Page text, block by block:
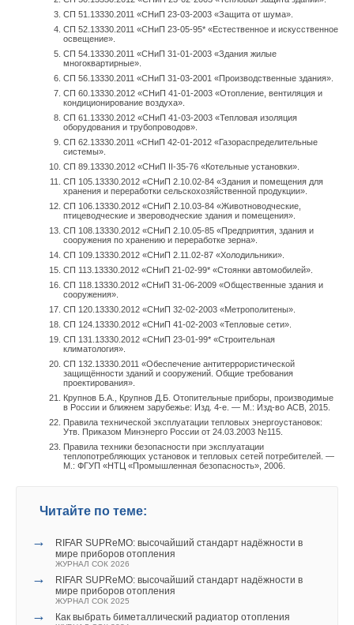
СП 51.13330.2011 «СНиП 23-03-2003 «Защита от шума».
СП 52.13330.2011 «СНиП 23-05-95* «Естественное и искусственное
освещение».
СП 54.13330.2011 «СНиП 31-01-2003 «Здания жилые
многоквартирные».
СП 56.13330.2011 «СНиП 31-03-2001 «Производственные здания».
СП 60.13330.2012 «СНиП 41-01-2003 «Отопление, вентиляция и
кондиционирование воздуха».
СП 61.13330.2012 «СНиП 41-03-2003 «Тепловая изоляция
оборудования и трубопроводов».
СП 62.13330.2011 «СНиП 42-01-2012 «Газораспределительные
системы».
СП 89.13330.2012 «СНиП II-35-76 «Котельные установки».
СП 105.13330.2012 «СНиП 2.10.02-84 «Здания и помещения для
хранения и переработки сельскохозяйственной продукции».
СП 106.13330.2012 «СНиП 2.10.03-84 «Животноводческие,
птицеводческие и звероводческие здания и помещения».
СП 108.13330.2012 «СНиП 2.10.05-85 «Предприятия, здания и
сооружения по хранению и переработке зерна».
СП 109.13330.2012 «СНиП 2.11.02-87 «Холодильники».
СП 113.13330.2012 «СНиП 21-02-99* «Стоянки автомобилей».
СП 118.13330.2012 «СНиП 31-06-2009 «Общественные здания и
сооружения».
СП 120.13330.2012 «СНиП 32-02-2003 «Метрополитены».
СП 124.13330.2012 «СНиП 41-02-2003 «Тепловые сети».
СП 131.13330.2012 «СНиП 23-01-99* «Строительная
климатология».
СП 132.13330.2011 «Обеспечение антитеррористической
защищённости зданий и сооружений. Общие требования
проектирования».
Крупнов Б.А., Крупнов Д.Б. Отопительные приборы, производимые
в России и ближнем зарубежье: Изд. 4-е. — М.: Изд-во АСВ, 2015.
Правила технической эксплуатации тепловых энергоустановок:
Утв. Приказом Минэнерго России от 24.03.2003 №115.
Правила техники безопасности при эксплуатации
теплопотребляющих установок и тепловых сетей потребителей. —
М.: ФГУП «НТЦ «Промышленная безопасность», 2006.
Читайте по теме:
→
RIFAR SUPReMO: высочайший стандарт надёжности в
мире приборов отопления
ЖУРНАЛ СОК 2026
→
RIFAR SUPReMO: высочайший стандарт надёжности в
мире приборов отопления
ЖУРНАЛ СОК 2025
→ Как выбрать биметаллический радиатор отопления
— диаметр теплопровода, м; ΔD— изменение
диаметра теплопровода, м.
Результаты решения данной задачи иллюстрируются на рис.
2, в частности, для случая снижения температуры
теплоносителя в подающем теплопроводе со 150 на 95 °С
необходимо увеличить диаметр теплотрассы на 23 %.
Возникает необходимость поиска таких
параметров для регулирования теплоносителя,
при которых было бы возможно осуществлять
эффективное (с точки зрения экономичности и
обеспечения комфортных условий)
управление теплоснабжением в условиях
старых тепловых сетей и оборудования
Необходимо отметить, что изменение диаметра на
агрегатов и систем следует делить на отказы
работоспособности и отказы функционирования. Первая
категория отказов связана с переходом элемента или
системы в момент времени т из работоспособного состояния
в неработоспособное (или частично неработоспособное).
Отказы функционирования связаны с тем, что система в
данный момент времени т не обеспечивает (или частично не
обеспечивает) заданный потребителем уровень
теплоснабжения. Очевидно, что отказ работоспособности
элемента или системы не означает отказ функционирования.
И, наоборот, отказ функционирования может произойти и в
том случае, когда отказа работоспособности не произошло.
С учётом этого производят выбор показателей надёжности
В качестве единичных показателей надёжности элементов
или систем теплоснабжения в целом могут быть
использованы известные показатели: λ(τ) — интенсивность
(параметр потока отказов) отказов; μ(τ) — интенсивность
восстановлений;P(τ) — вероятность безотказной работы в
течение периода времени τ;F(τ) — вероятность
восстановления за период времени τ [9].
Сравним надёжность традиционной и комбинированных
теплофикационных систем с одинаковой тепловой нагрузкой
418,7 МВт, из которых базовая нагрузка в размере 203,1 МВт
обеспечивается на ТЭЦ с турбиной Т-100-130 (расход
МВт пиковыми теплоисточниками. ТЭЦ и потребитель
связаны двухтрубной тепловой сетью протяжённостью 10 км
[10]. В традиционной теплофикационной системе вся
тепловая нагрузка обеспечивается на ТЭЦ. В одной
комбинированной системе пиковый теплоисточник
установлен последовательно централизованному (рис. 1), в
другой — параллельно (рис. 2).